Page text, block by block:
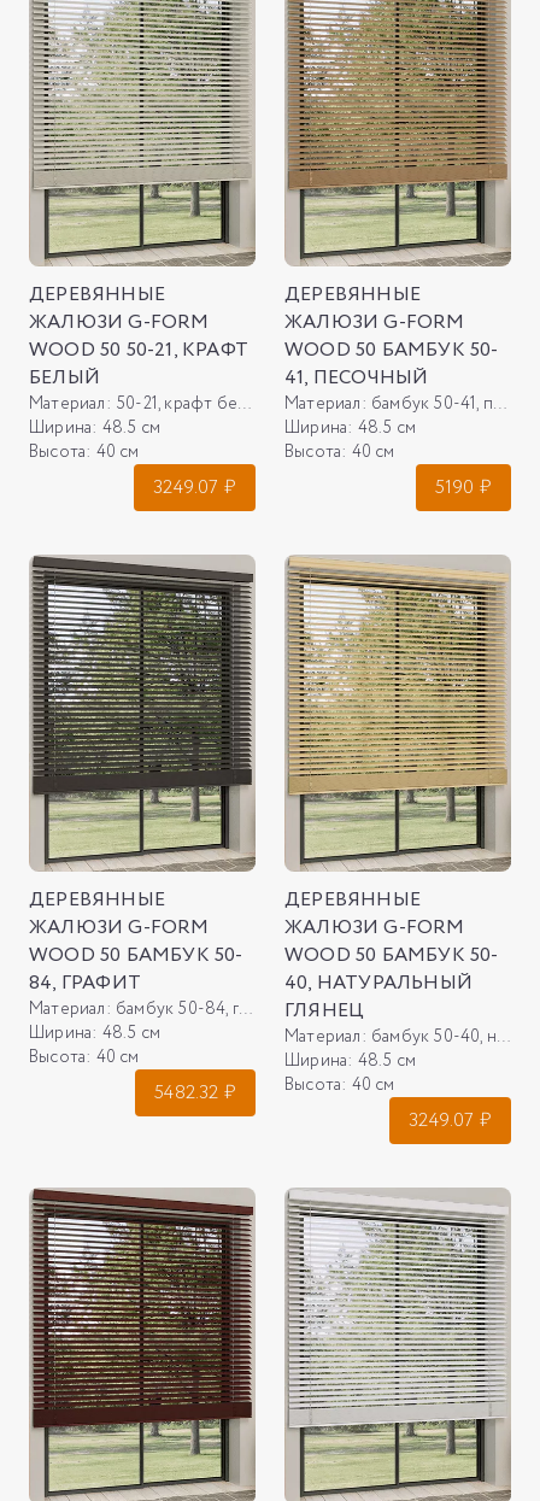
ДЕРЕВЯННЫЕ
ЖАЛЮЗИ G-FORM
WOOD 50 50-21, КРАФТ
БЕЛЫЙ
Материал: 50-21, крафт белый
Ширина: 48.5 см
Высота: 40 см
3249.07 ₽
ДЕРЕВЯННЫЕ
ЖАЛЮЗИ G-FORM
WOOD 50 БАМБУК 50-
41, ПЕСОЧНЫЙ
Материал: бамбук 50-41, песочный
Ширина: 48.5 см
Высота: 40 см
5190 ₽
ДЕРЕВЯННЫЕ
ЖАЛЮЗИ G-FORM
WOOD 50 БАМБУК 50-
84, ГРАФИТ
Материал: бамбук 50-84, графит
Ширина: 48.5 см
Высота: 40 см
5482.32 ₽
ДЕРЕВЯННЫЕ
ЖАЛЮЗИ G-FORM
WOOD 50 БАМБУК 50-
40, НАТУРАЛЬНЫЙ
ГЛЯНЕЦ
Материал: бамбук 50-40, натуральный глянец
Ширина: 48.5 см
Высота: 40 см
3249.07 ₽